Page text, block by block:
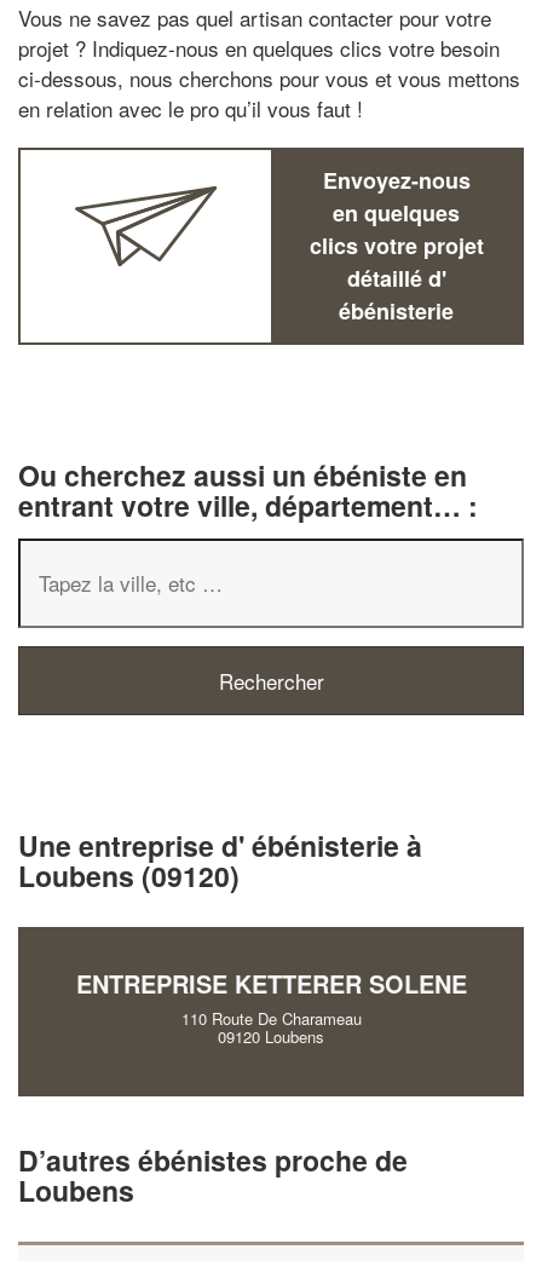
Vous ne savez pas quel artisan contacter pour votre
projet ? Indiquez-nous en quelques clics votre besoin
ci-dessous, nous cherchons pour vous et vous mettons
en relation avec le pro qu’il vous faut !
Envoyez-nous
en quelques
clics votre projet
détaillé d'
ébénisterie
Ou cherchez aussi un ébéniste en
entrant votre ville, département… :
Une entreprise d' ébénisterie à
Loubens (09120)
ENTREPRISE KETTERER SOLENE
110 Route De Charameau
09120 Loubens
D’autres ébénistes proche de
Loubens
vosmargestout en